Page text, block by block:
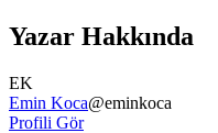
Yazar Hakkında
EK
Emin Koca@eminkoca
Profili Gör